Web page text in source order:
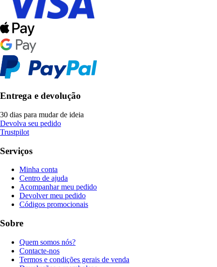
Entrega e devolução
30 dias para mudar de ideia
Devolva seu pedido
Trustpilot
Serviços
Minha conta
Centro de ajuda
Acompanhar meu pedido
Devolver meu pedido
Códigos promocionais
Sobre
Quem somos nós?
Contacte-nos
Termos e condições gerais de venda